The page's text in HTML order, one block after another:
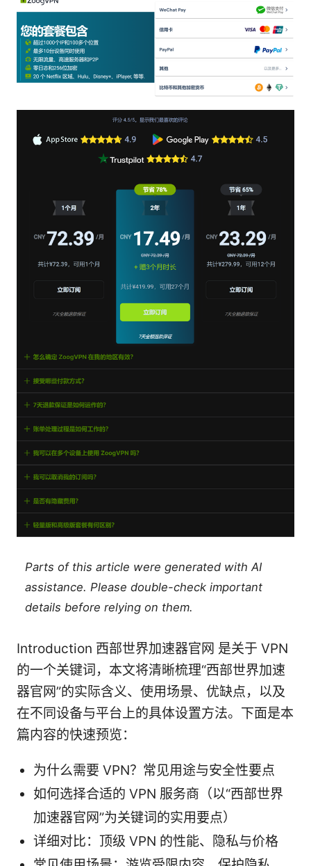
Parts of this article were generated with AI
assistance. Please double-check important
details before relying on them.
Introduction 西部世界加速器官网 是关于 VPN
的一个关键词，本文将清晰梳理“西部世界加速
器官网”的实际含义、使用场景、优缺点，以及
在不同设备与平台上的具体设置方法。下面是本
篇内容的快速预览：
为什么需要 VPN？常见用途与安全性要点
如何选择合适的 VPN 服务商（以“西部世界
加速器官网”为关键词的实用要点）
详细对比：顶级 VPN 的性能、隐私与价格